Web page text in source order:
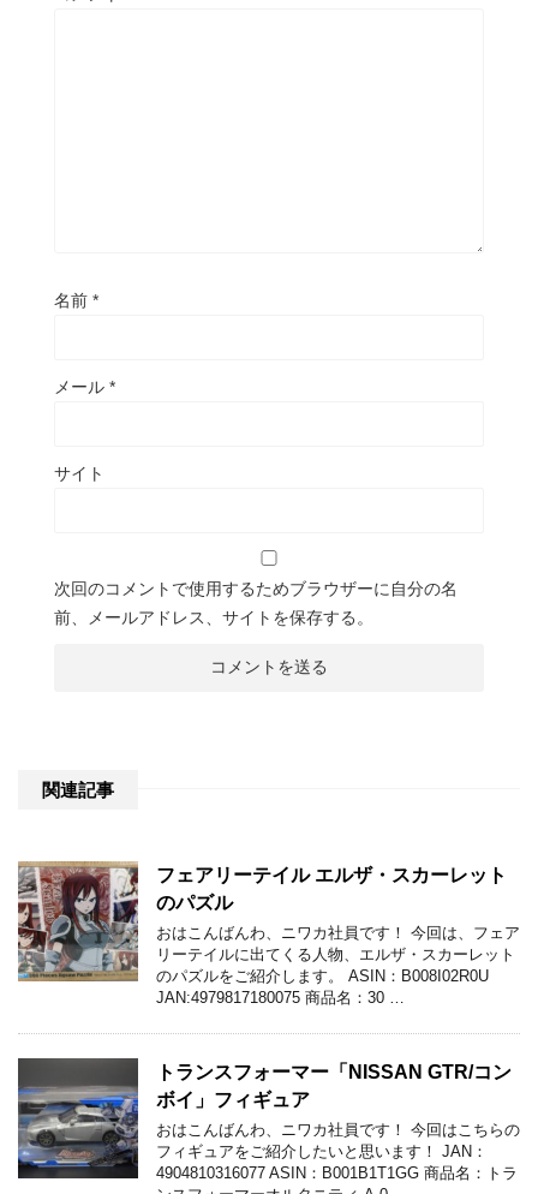
名前 *
メール *
サイト
次回のコメントで使用するためブラウザーに自分の名
前、メールアドレス、サイトを保存する。
関連記事
フェアリーテイル エルザ・スカーレット
のパズル
おはこんばんわ、ニワカ社員です！ 今回は、フェア
リーテイルに出てくる人物、エルザ・スカーレット
のパズルをご紹介します。 ASIN：B008I02R0U
JAN:4979817180075 商品名：30 …
トランスフォーマー「NISSAN GTR/コン
ボイ」フィギュア
おはこんばんわ、ニワカ社員です！ 今回はこちらの
フィギュアをご紹介したいと思います！ JAN：
4904810316077 ASIN：B001B1T1GG 商品名：トラ